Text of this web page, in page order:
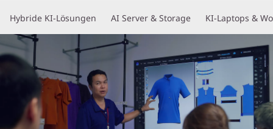
a
t
Hybride KI-Lösungen AI Server & Storage KI-Laptops &